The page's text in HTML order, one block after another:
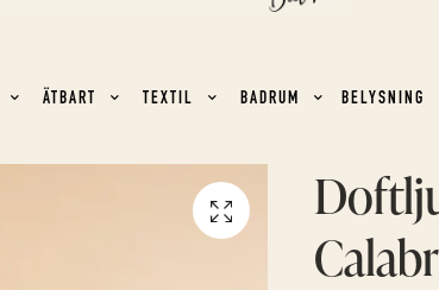
ÄTBART TEXTIL BADRUM BELYSNING